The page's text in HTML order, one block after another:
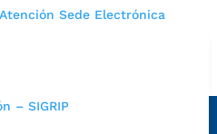
Sede Electrónica
– SIGRIP
oficiales de